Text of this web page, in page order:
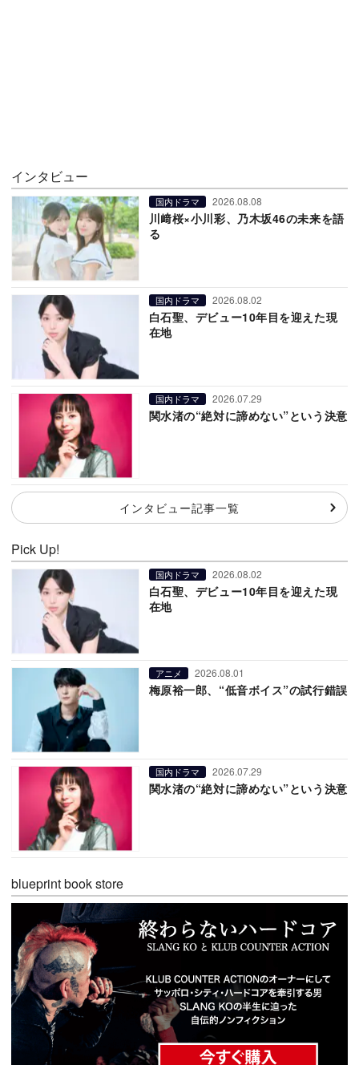
インタビュー
国内ドラマ 2026.08.08
川﨑桜×小川彩、乃木坂46の未来を語
る
国内ドラマ 2026.08.02
白石聖、デビュー10年目を迎えた現
在地
国内ドラマ 2026.07.29
関水渚の“絶対に諦めない”という決意
インタビュー記事一覧
Pick Up!
国内ドラマ 2026.08.02
白石聖、デビュー10年目を迎えた現
在地
アニメ 2026.08.01
梅原裕一郎、“低音ボイス”の試行錯誤
国内ドラマ 2026.07.29
関水渚の“絶対に諦めない”という決意
blueprint book store